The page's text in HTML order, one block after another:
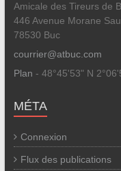
Amicale des Tireurs de
446 Avenue Morane
78530 Buc
courrier@atbuc.com
Plan - 48°45'53" N
MÉTA
Connexion
Flux des publications